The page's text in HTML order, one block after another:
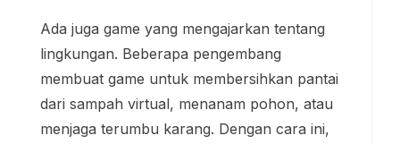
Ada juga game yang mengajarkan tentang
lingkungan. Beberapa pengembang
membuat game untuk membersihkan pantai
dari sampah virtual, menanam pohon, atau
menjaga terumbu karang. Dengan cara ini,